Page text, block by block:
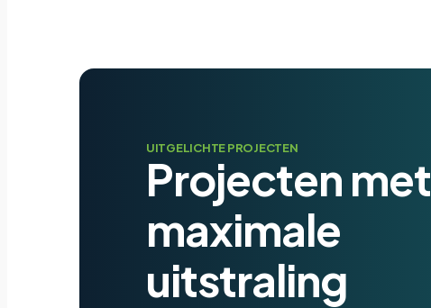
UITGELICHTE PROJECTEN
Projecten met
maximale
uitstraling